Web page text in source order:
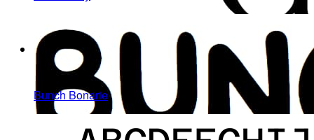
Bunch Bonarie